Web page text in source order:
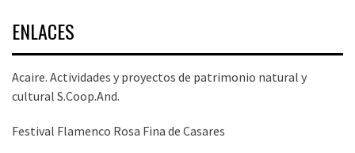
ENLACES
Acaire. Actividades y proyectos de patrimonio natural y
cultural S.Coop.And.
Festival Flamenco Rosa Fina de Casares